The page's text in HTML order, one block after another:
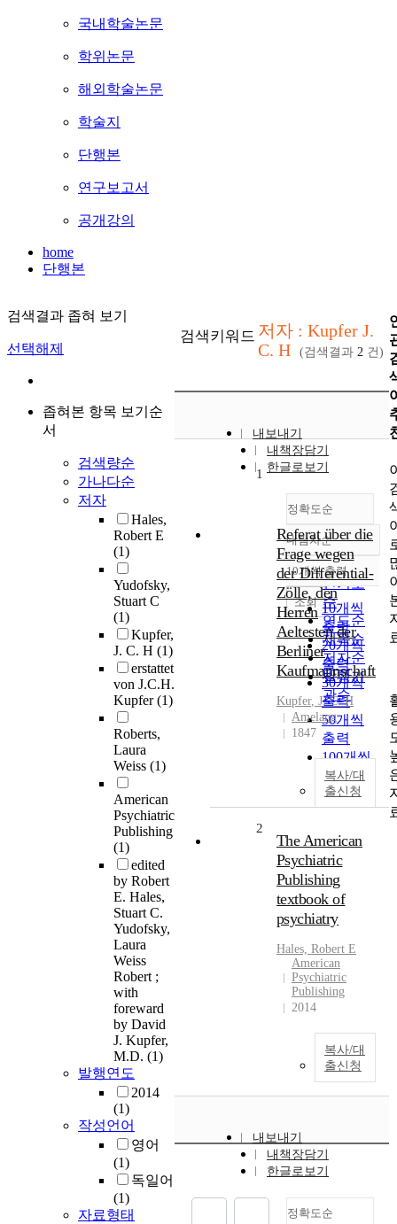
국내학술논문
학위논문
해외학술논문
학술지
단행본
연구보고서
공개강의
home
단행본
검색결과 좁혀 보기
선택해제
좁혀본 항목 보기순
서
검색량순
가나다순
저자
Hales,
Robert E
(1)
Yudofsky,
Stuart C
(1)
Kupfer,
J. C. H (1)
erstattet
von J.C.H.
Kupfer(1)
Roberts,
Laura
Weiss (1)
American
Psychiatric
Publishing
(1)
edited
by Robert
E. Hales,
Stuart C.
Yudofsky,
Laura
Weiss
Robert ;
with
foreward
by David
J. Kupfer,
M.D. (1)
발행연도
2014
(1)
작성언어
영어
(1)
독일어
(1)
자료형태
검색키워드 저자 : Kupfer J.
C. H
(검색결과 2 건)
내보내기
내책장담기
한글로보기
정확도순
정확도
순
인기도
순
연도순
제목순
저자순
발행기
관순
내림차순
내림차순
10개씩 출력
10개씩
출력
20개씩
출력
30개씩
출력
50개씩
출력
100개씩
출력
조회
1
Referat über die
Frage wegen
der Differential-
Zölle, den
Herren
Aeltesten der
Berliner
Kaufmannschaft
Kupfer, J. C.H
Amelang
1847
복사/대
출신청
2
The American
Psychiatric
Publishing
textbook of
psychiatry
Hales, Robert E
American
Psychiatric
Publishing
2014
복사/대
출신청
내보내기
내책장담기
한글로보기
정확도순